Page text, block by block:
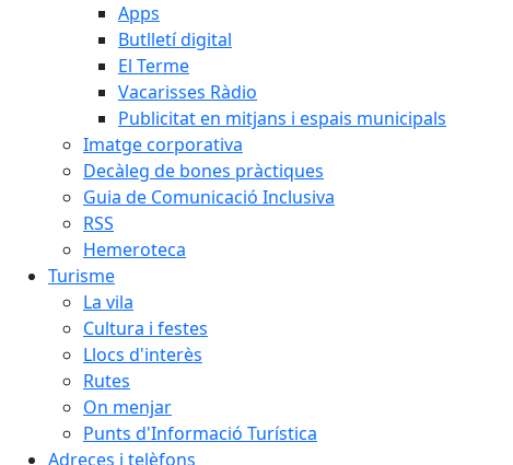
Apps
Butlletí digital
El Terme
Vacarisses Ràdio
Publicitat en mitjans i espais municipals
Imatge corporativa
Decàleg de bones pràctiques
Guia de Comunicació Inclusiva
RSS
Hemeroteca
Turisme
La vila
Cultura i festes
Llocs d'interès
Rutes
On menjar
Punts d'Informació Turística
Adreces i telèfons